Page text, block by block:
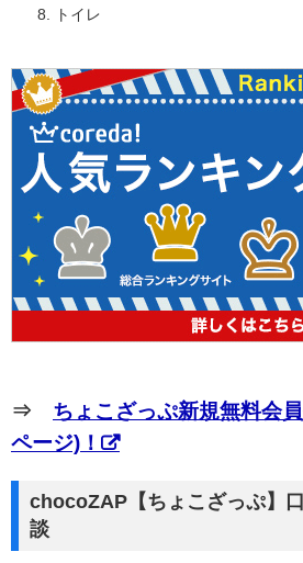
トイレ
⇒ ちょこざっぷ新規無料会
ページ)！
chocoZAP【ちょこざっぷ】
談